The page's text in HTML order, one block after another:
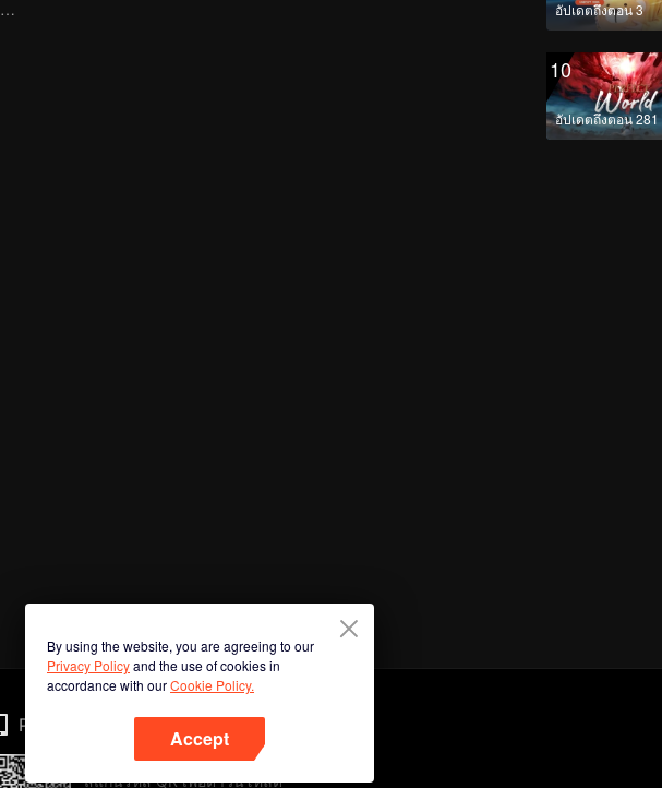
เธอทั้งบอบบาง แต่แข็งแกร่ง
อัปเดตถึงตอน 3
10
อัปเดตถึงตอน 281
By using the website, you are agreeing to our
Privacy Policyand the use of cookies in
accordance with ourCookie Policy.
Accept
Phone
สแกนรหัส QR เพื่อดาวน์โหลด